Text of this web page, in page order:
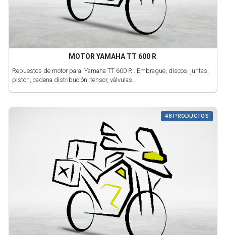
MOTOR YAMAHA TT 600 R
Repuestos de motor para Yamaha TT 600 R . Embrague, discos, juntas,
pistón, cadena distribución, tensor, válvulas...
48 PRODUCTOS